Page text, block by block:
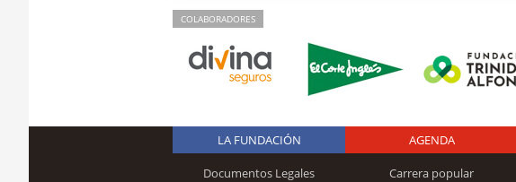
COLABORADORES
Logo Fundación
LA FUNDACIÓN
Documentos Legales
AGENDA
Carrera popular